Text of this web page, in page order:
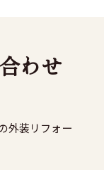
わせ
外装リフォー